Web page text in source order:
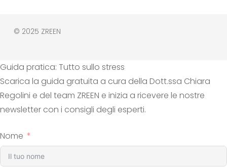
© 2025 ZREEN
Guida pratica: Tutto sullo stress
Scarica la guida gratuita a cura della Dott.ssa Chiara
Regolini e del team ZREEN e inizia a ricevere le nostre
newsletter con i consigli degli esperti.
Nome